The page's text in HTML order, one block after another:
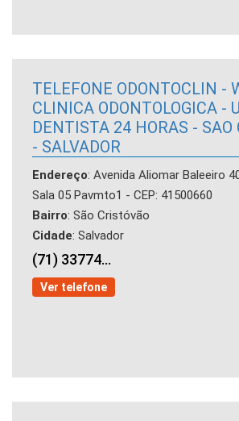
TELEFONE ODONTOCLIN -
CLINICA ODONTOLOGICA -
DENTISTA 24 HORAS - SAO
- SALVADOR
Endereço: Avenida Aliomar Baleeiro
Sala 05 Pavmto1 - CEP: 41500660
Bairro: São Cristóvão
Cidade: Salvador
(71) 33774...
Ver telefone